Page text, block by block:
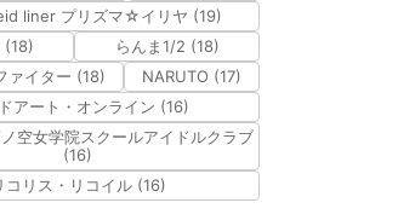
liner プリズマ☆イリヤ (19)
(18)
らんま1/2 (18)
ァイター (18)
NARUTO (17)
アート・オンライン (16)
空女学院スクールアイドルクラブ
(16)
コリス・リコイル (16)